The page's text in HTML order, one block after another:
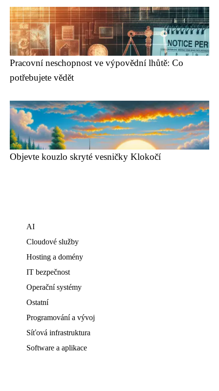
Pracovní neschopnost ve výpovědní lhůtě: Co
potřebujete vědět
Objevte kouzlo skryté vesničky Klokočí
AI
Cloudové služby
Hosting a domény
IT bezpečnost
Operační systémy
Ostatní
Programování a vývoj
Síťová infrastruktura
Software a aplikace